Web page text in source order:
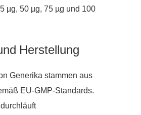
µg, 50 µg, 75 µg und 100
Herstellung
Generika stammen aus
EU-GMP-Standards.